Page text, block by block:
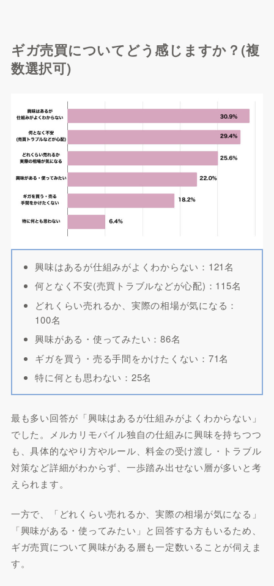
ギガ売買についてどう感じますか？(複
数選択可)
興味はあるが仕組みがよくわからない：121名
何となく不安(売買トラブルなどが心配)：115名
どれくらい売れるか、実際の相場が気になる：
100名
興味がある・使ってみたい：86名
ギガを買う・売る手間をかけたくない：71名
特に何とも思わない：25名
最も多い回答が「興味はあるが仕組みがよくわからない」
でした。メルカリモバイル独自の仕組みに興味を持ちつつ
も、具体的なやり方やルール、料金の受け渡し・トラブル
対策など詳細がわからず、一歩踏み出せない層が多いと考
えられます。
一方で、「どれくらい売れるか、実際の相場が気になる」
「興味がある・使ってみたい」と回答する方もいるため、
ギガ売買について興味がある層も一定数いることが伺えま
す。